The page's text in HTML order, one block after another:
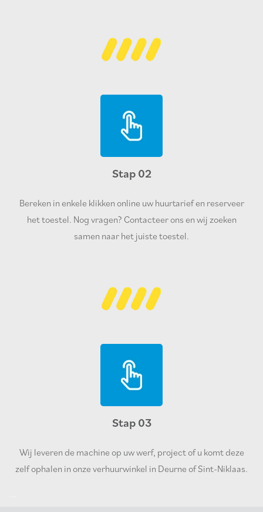
Stap 02
Bereken in enkele klikken online uw huurtarief en reserveer
het toestel. Nog vragen? Contacteer ons en wij zoeken
samen naar het juiste toestel.
Stap 03
Wij leveren de machine op uw werf, project of u komt deze
zelf ophalen in onze verhuurwinkel in Deurne of Sint-Niklaas.